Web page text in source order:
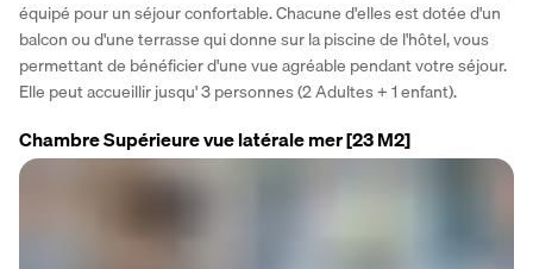
équipé pour un séjour confortable. Chacune d'elles est dotée d'un
balcon ou d'une terrasse qui donne sur la piscine de l'hôtel, vous
permettant de bénéficier d'une vue agréable pendant votre séjour.
Elle peut accueillir jusqu' 3 personnes (2 Adultes + 1 enfant).
Chambre Supérieure vue latérale mer[23 M2]